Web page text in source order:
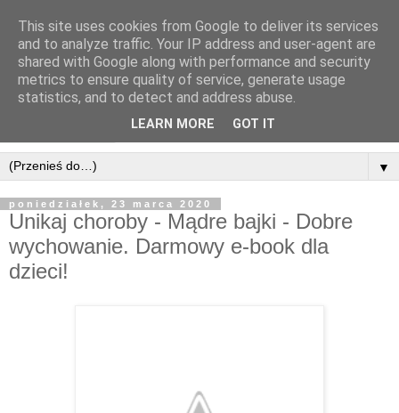
▼
poniedziałek, 23 marca 2020
Unikaj choroby - Mądre bajki - Dobre
wychowanie. Darmowy e-book dla
dzieci!
This site uses cookies from Google to deliver its services
and to analyze traffic. Your IP address and user-agent are
shared with Google along with performance and security
metrics to ensure quality of service, generate usage
statistics, and to detect and address abuse.
LEARN MORE GOT IT